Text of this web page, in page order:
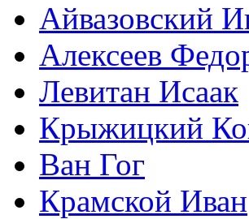
Айвазовский
Алексеев
Левитан Исаак
Крыжицкий
Ван Гог
Крамской Иван